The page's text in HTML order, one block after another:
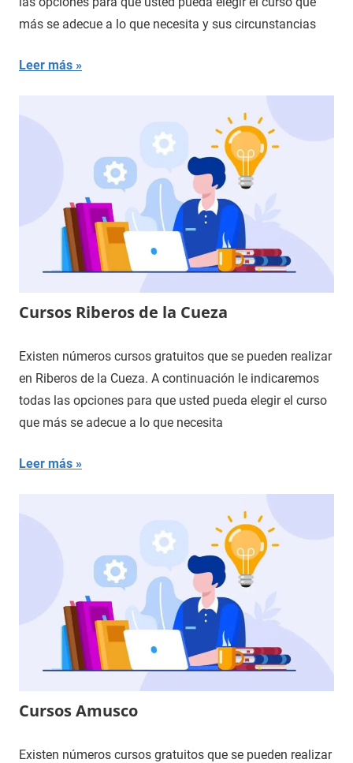
más se adecue a lo que necesita y sus circunstancias
Leer más
Cursos Riberos de la Cueza
Existen números cursos gratuitos que se pueden realizar
en Riberos de la Cueza. A continuación le indicaremos
todas las opciones para que usted pueda elegir el curso
que más se adecue a lo que necesita
Leer más
Cursos Amusco
Existen números cursos gratuitos que se pueden realizar